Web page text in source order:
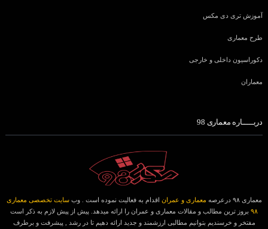
آموزش تری دی مکس
طرح معماری
دکوراسیون داخلی و خارجی
معماران
دربـــــاره معماری 98
معماری ۹۸ درعرصه معماری و عمران اقدام به فعالیت نموده است . وبسایت تخصصی معماری
۹۸ بروز ترین مطالب و مقالات معماری و عمران را ارائه میدهد. پیش از پیش لازم به ذکر است
مفتخر و خرسندیم بتوانیم مطالبی ارزشمند و جدید ارائه دهیم تا در رشد , پیشرفت و برطرف